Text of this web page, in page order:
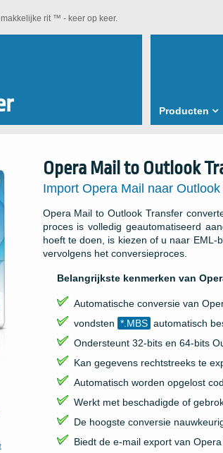
rit ™ - keer op keer.
Producten
Opera Mail to Outlook
Import Opera Mail naar
Opera Mail to Outlook Transfer
proces is volledig geautomatiseerd
hoeft te doen, is kiezen of u naar
vervolgens het conversieproces.
Belangrijkste kenmerken van
Automatische conversie van
vondsten *.MBS automatisch
Ondersteunt 32-bits en 64-bits
Kan gegevens rechtstreeks te
Automatisch worden opgelost
Werkt met beschadigde of
De hoogste conversie
Biedt de e-mail export van